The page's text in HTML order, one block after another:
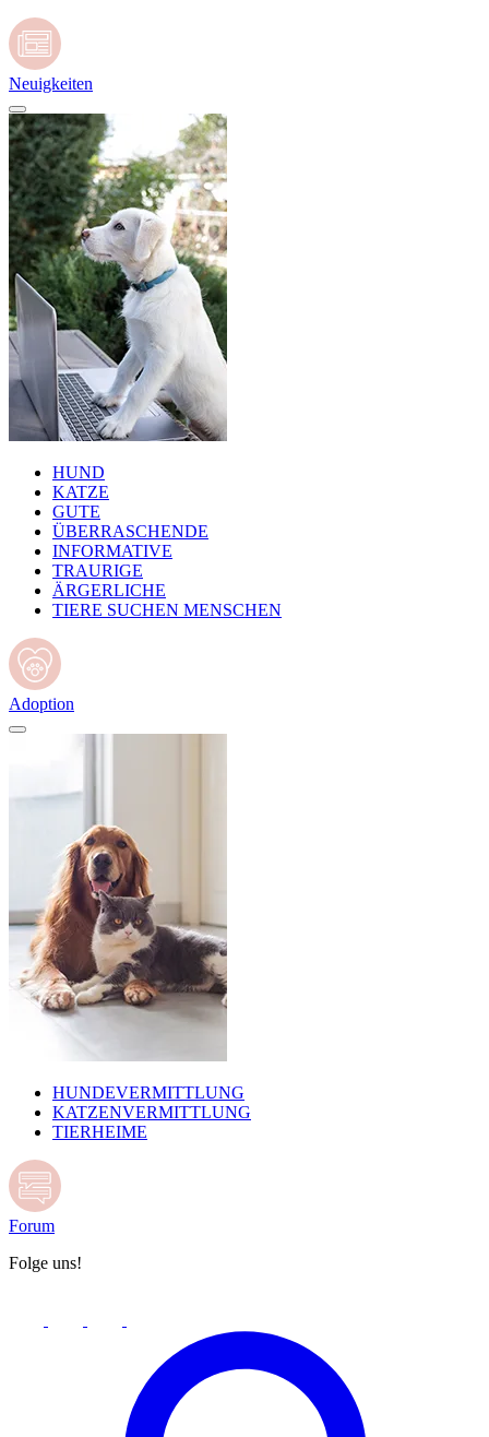
Neuigkeiten
HUND
KATZE
GUTE
ÜBERRASCHENDE
INFORMATIVE
TRAURIGE
ÄRGERLICHE
TIERE SUCHEN MENSCHEN
Adoption
HUNDEVERMITTLUNG
KATZENVERMITTLUNG
TIERHEIME
Forum
Folge uns!